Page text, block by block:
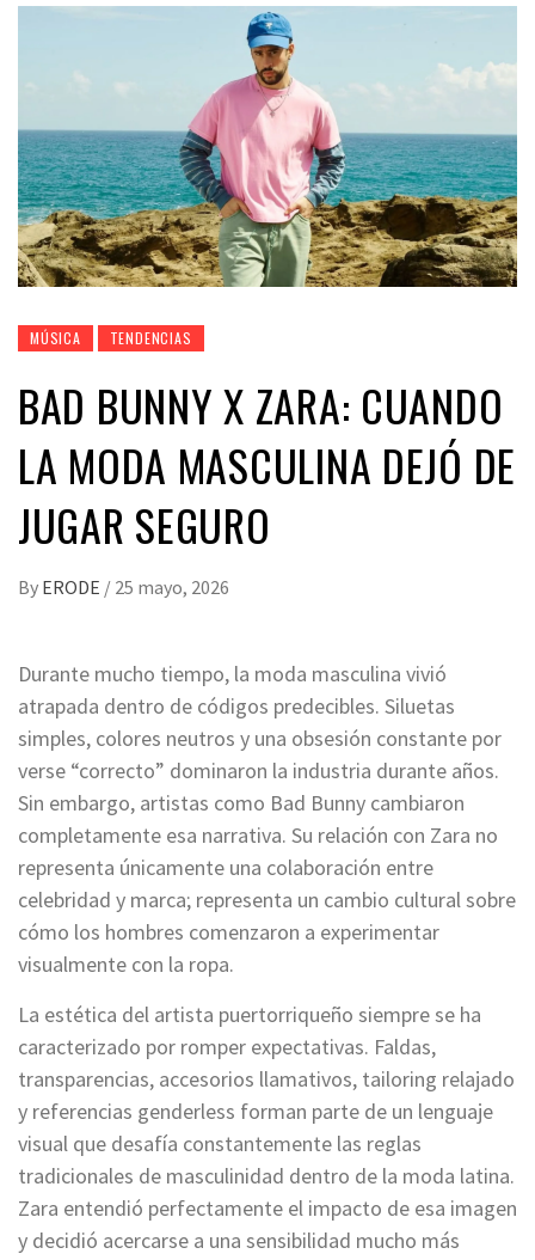
MÚSICA TENDENCIAS
BAD BUNNY X ZARA: CUANDO
LA MODA MASCULINA DEJÓ DE
JUGAR SEGURO
By ERODE / 25 mayo, 2026
Durante mucho tiempo, la moda masculina vivió
atrapada dentro de códigos predecibles. Siluetas
simples, colores neutros y una obsesión constante por
verse “correcto” dominaron la industria durante años.
Sin embargo, artistas como Bad Bunny cambiaron
completamente esa narrativa. Su relación con Zara no
representa únicamente una colaboración entre
celebridad y marca; representa un cambio cultural sobre
cómo los hombres comenzaron a experimentar
visualmente con la ropa.
La estética del artista puertorriqueño siempre se ha
caracterizado por romper expectativas. Faldas,
transparencias, accesorios llamativos, tailoring relajado
y referencias genderless forman parte de un lenguaje
visual que desafía constantemente las reglas
tradicionales de masculinidad dentro de la moda latina.
Zara entendió perfectamente el impacto de esa imagen
y decidió acercarse a una sensibilidad mucho más